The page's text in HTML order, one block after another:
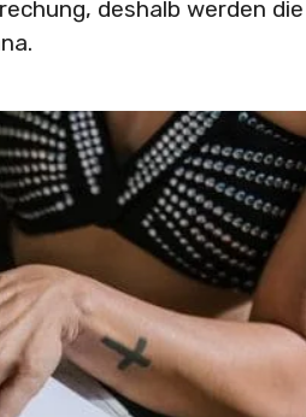
deshalb werden die